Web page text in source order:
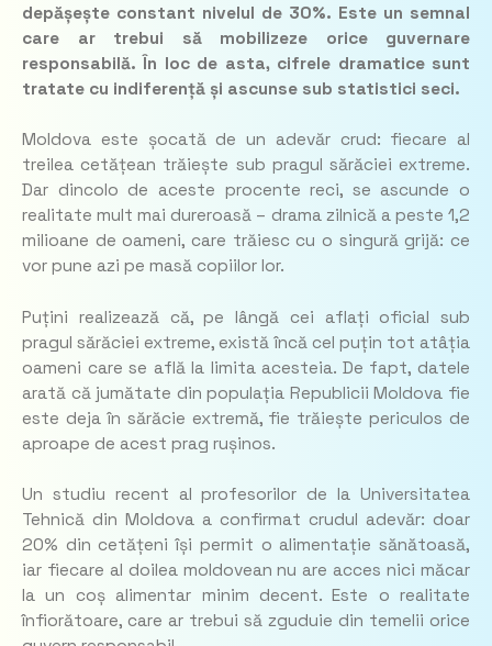
depășește constant nivelul de 30%. Este un semnal
care ar trebui să mobilizeze orice guvernare
responsabilă. În loc de asta, cifrele dramatice sunt
tratate cu indiferență și ascunse sub statistici seci.
Moldova este șocată de un adevăr crud: fiecare al
treilea cetățean trăiește sub pragul sărăciei extreme.
Dar dincolo de aceste procente reci, se ascunde o
realitate mult mai dureroasă – drama zilnică a peste 1,2
milioane de oameni, care trăiesc cu o singură grijă: ce
vor pune azi pe masă copiilor lor.
Puțini realizează că, pe lângă cei aflați oficial sub
pragul sărăciei extreme, există încă cel puțin tot atâția
oameni care se află la limita acesteia. De fapt, datele
arată că jumătate din populația Republicii Moldova fie
este deja în sărăcie extremă, fie trăiește periculos de
aproape de acest prag rușinos.
Un studiu recent al profesorilor de la Universitatea
Tehnică din Moldova a confirmat crudul adevăr: doar
20% din cetățeni își permit o alimentație sănătoasă,
iar fiecare al doilea moldovean nu are acces nici măcar
la un coș alimentar minim decent. Este o realitate
înfiorătoare, care ar trebui să zguduie din temelii orice